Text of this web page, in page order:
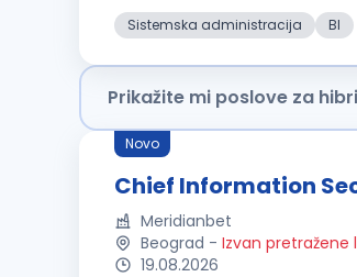
Sistemska administracija BI
Prikažite mi poslove za
Novo
Chief Information
Meridianbet
Beograd - Izvan pretražene
19.08.2026